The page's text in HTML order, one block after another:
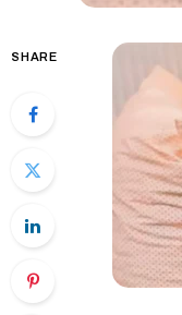
SHARE